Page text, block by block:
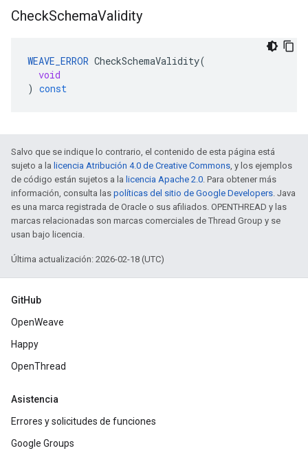
CheckSchemaValidity
WEAVE_ERROR CheckSchemaValidity(
void
) const
Salvo que se indique lo contrario, el contenido de esta página está
sujeto a la licencia Atribución 4.0 de Creative Commons, y los ejemplos
de código están sujetos a la licencia Apache 2.0. Para obtener más
información, consulta las políticas del sitio de Google Developers. Java
es una marca registrada de Oracle o sus afiliados. OPENTHREAD y las
marcas relacionadas son marcas comerciales de Thread Group y se
usan bajo licencia.
Última actualización: 2026-02-18 (UTC)
GitHub
OpenWeave
Happy
OpenThread
Asistencia
Errores y solicitudes de funciones
Google Groups